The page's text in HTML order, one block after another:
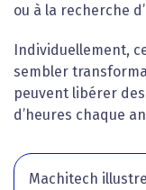
ou à la recherche
Individuellement,
sembler
peuvent libérer
d’heures chaque
Machitech